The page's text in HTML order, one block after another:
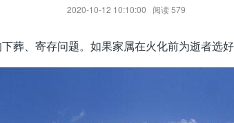
2020-10-12 10:10:00 阅读579
葬、寄存问题。如果家属在火化前为逝者选